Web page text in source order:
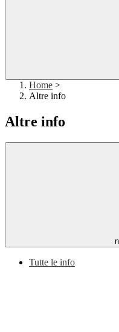
Home >
Altre info
Altre info
Tutte le info